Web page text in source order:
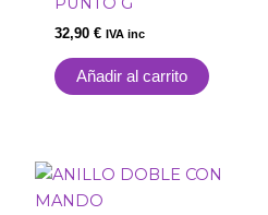
32,90 € IVA inc
Añadir al carrito